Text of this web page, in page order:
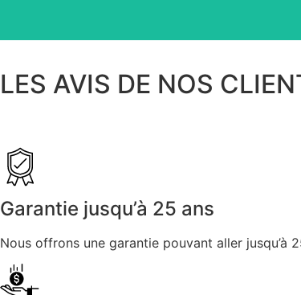
LES AVIS DE NOS
Garantie jusqu’à 25 ans
Nous offrons une garantie pouvant aller